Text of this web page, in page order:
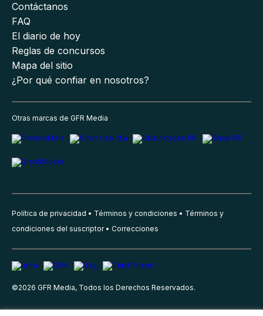
Contáctanos
FAQ
El diario de hoy
Reglas de concursos
Mapa del sitio
¿Por qué confiar en nosotros?
Otras marcas de GFR Media
Política de privacidad Términos y condiciones
Términos y
condiciones del suscriptor
Correcciones
©2026 GFR Media, Todos los Derechos Reservados.